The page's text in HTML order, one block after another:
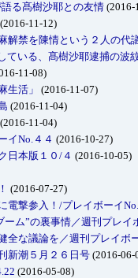
る髙樹沙耶との友情 (2016-
(2016-11-12)
解禁を陳情という２人の代
ている、髙樹沙耶逮捕の波
11-08)
活」
(2016-11-07)
(2016-11-04)
(2016-11-04)
イNo.４４ (2016-10-27)
日本版１０/４ (2016-10-05)
(2016-07-27)
電撃参入！/プレイボーイ
ム”の裏事情／週刊プレイ
な議論を／週刊プレイボ
新潮５月２６日号 (2016-06-
(2016-05-08)